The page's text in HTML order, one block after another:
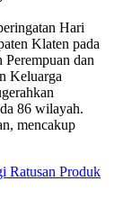
Hari
Klaten pada
Perempuan dan
Keluarga
86 wilayah.
mencakup